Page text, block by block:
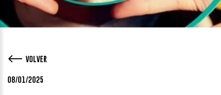
VOLVER
08/01/2025